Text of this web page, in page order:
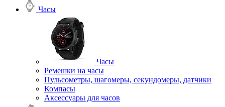
Часы
Часы
Ремешки на часы
Пульсометры, шагомеры, секундомеры, датчики
Компасы
Аксессуары для часов